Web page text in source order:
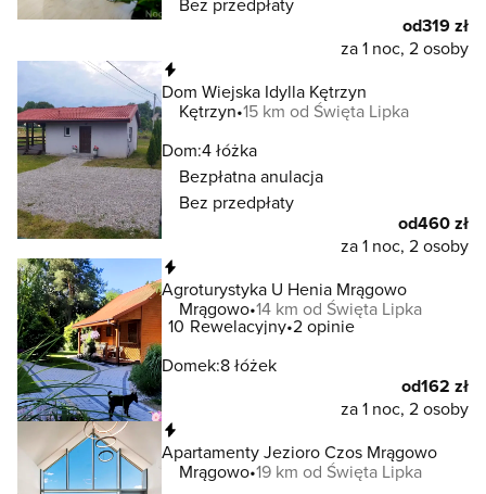
od319 zł
za 1 noc, 2 osoby
Dom Wiejska Idylla Kętrzyn
Kętrzyn 15 km od Święta Lipka
Dom:4 łóżka
Bezpłatna anulacja
Bez przedpłaty
od460 zł
za 1 noc, 2 osoby
Agroturystyka U Henia Mrągowo
Mrągowo 14 km od Święta Lipka
10 Rewelacyjny 2 opinie
Domek:8 łóżek
od162 zł
za 1 noc, 2 osoby
Apartamenty Jezioro Czos Mrągowo
Mrągowo 19 km od Święta Lipka